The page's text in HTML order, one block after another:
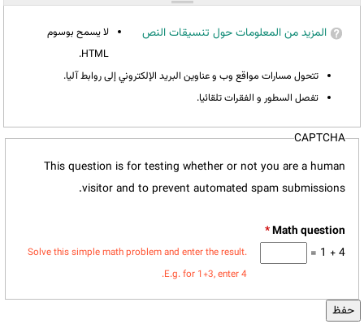
المزيد من المعلومات حول تنسيقات النص
لا يسمح بوسوم
HTML.
تتحول مسارات مواقع وب و عناوين البريد الإلكتروني إلى روابط آليا.
تفصل السطور و الفقرات تلقائيا.
CAPTCHA
This question is for testing whether or not you are a human
visitor and to prevent automated spam submissions.
*
4 + 1 =
Solve this simple math problem and enter the result.
E.g. for 1+3, enter 4.